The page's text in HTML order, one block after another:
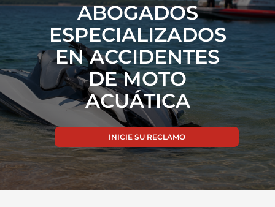
ABOGADOS
ESPECIALIZADOS
EN ACCIDENTES
DE MOTO
ACUÁTICA
INICIE SU RECLAMO